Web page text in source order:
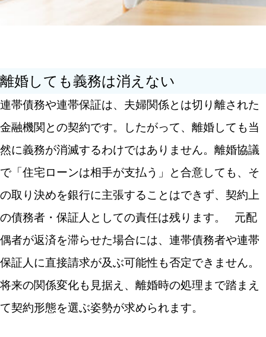
離婚しても義務は消えない
連帯債務や連帯保証は、夫婦関係とは切り離された
金融機関との契約です。したがって、離婚しても当
然に義務が消滅するわけではありません。離婚協議
で「住宅ローンは相手が支払う」と合意しても、そ
の取り決めを銀行に主張することはできず、契約上
の債務者・保証人としての責任は残ります。
元配
偶者が返済を滞らせた場合には、連帯債務者や連帯
保証人に直接請求が及ぶ可能性も否定できません。
将来の関係変化も見据え、離婚時の処理まで踏まえ
て契約形態を選ぶ姿勢が求められます。